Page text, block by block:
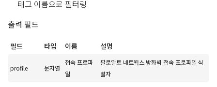
태그 이름으로 필터링
출력 필드
필드 타입 이름 설명
profile 문자열
접속 프로파
일
팔로알토 네트웍스 방화벽 접속 프로파일 식
별자